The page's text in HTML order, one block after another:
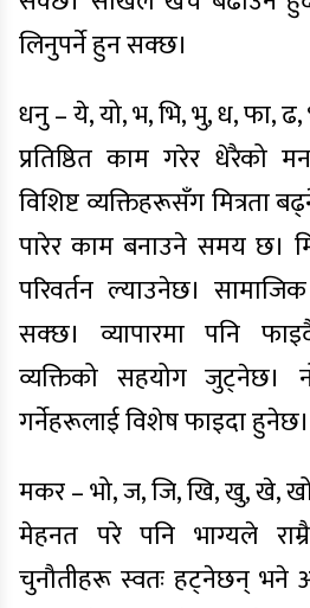
लिनुपर्ने हुन सक्छ।
धनु – ये, यो, भ, भि, भु, ध, फा,
प्रतिष्ठित काम गरेर धेरैको
विशिष्ट व्यक्तिहरूसँग मित्रता
पारेर काम बनाउने समय छ।
परिवर्तन ल्याउनेछ।
सक्छ। व्यापारमा पनि
व्यक्तिको सहयोग जुट्नेछ।
गर्नेहरूलाई विशेष फाइदा हुनेछ।
मकर – भो, ज, जि, खि, खु, खे,
मेहनत परे पनि भाग्यले
चुनौतीहरू स्वतः हट्नेछन्